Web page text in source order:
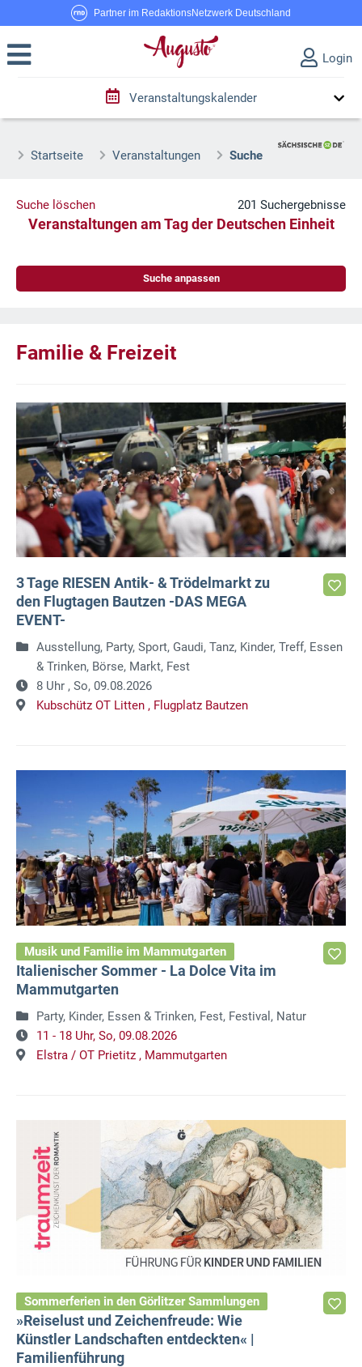
Partner im RedaktionsNetzwerk Deutschland
Login
Veranstaltungskalender
Startseite Veranstaltungen Suche
Suche löschen 201 Suchergebnisse
Veranstaltungen am Tag der Deutschen Einheit
Suche anpassen
Familie & Freizeit
3 Tage RIESEN Antik- & Trödelmarkt zu
den Flugtagen Bautzen -DAS MEGA
EVENT-
Ausstellung, Party, Sport, Gaudi, Tanz, Kinder, Treff, Essen
& Trinken, Börse, Markt, Fest
8 Uhr , So, 09.08.2026
Kubschütz OT Litten , Flugplatz Bautzen
Musik und Familie im Mammutgarten
Italienischer Sommer - La Dolce Vita im
Mammutgarten
Party, Kinder, Essen & Trinken, Fest, Festival, Natur
11 - 18 Uhr, So, 09.08.2026
Elstra / OT Prietitz , Mammutgarten
Sommerferien in den Görlitzer Sammlungen
»Reiselust und Zeichenfreude: Wie
Künstler Landschaften entdeckten« |
Familienführung